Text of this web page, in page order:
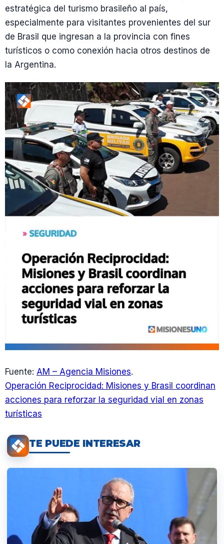
estratégica del turismo brasileño al país,
especialmente para visitantes provenientes del sur
de Brasil que ingresan a la provincia con fines
turísticos o como conexión hacia otros destinos de
la Argentina.
Fuente: AM – Agencia Misiones.
Operación Reciprocidad: Misiones y Brasil coordinan
acciones para reforzar la seguridad vial en zonas
turísticas
TE PUEDE INTERESAR